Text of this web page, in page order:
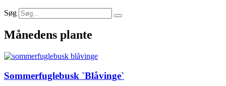
Søg
Månedens plante
Sommerfuglebusk `Blåvinge`